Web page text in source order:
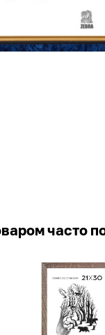
часто